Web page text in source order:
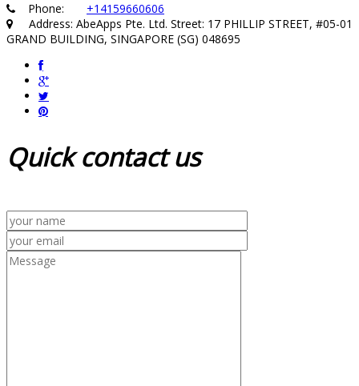
Phone: +14159660606
Address: AbeApps Pte. Ltd. Street: 17 PHILLIP STREET, #05-01
GRAND BUILDING, SINGAPORE (SG) 048695
Quickcontact us